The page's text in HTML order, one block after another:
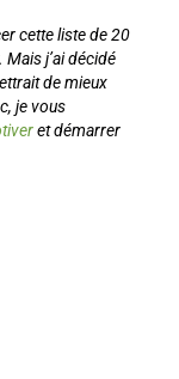
cette liste de 20
j’ai décidé
de mieux
je vous
et démarrer